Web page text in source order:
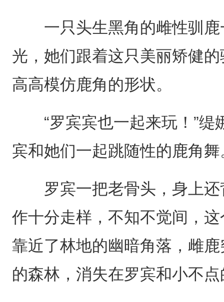
一只头生黑角的雌性驯鹿
光，她们跟着这只美丽矫健
高高模仿鹿角的形状。
“罗宾宾也一起来玩！”缇
宾和她们一起跳随性的鹿角舞
罗宾一把老骨头，身上还
作十分走样，不知不觉间，
靠近了林地的幽暗角落，雌
的森林，消失在罗宾和小不